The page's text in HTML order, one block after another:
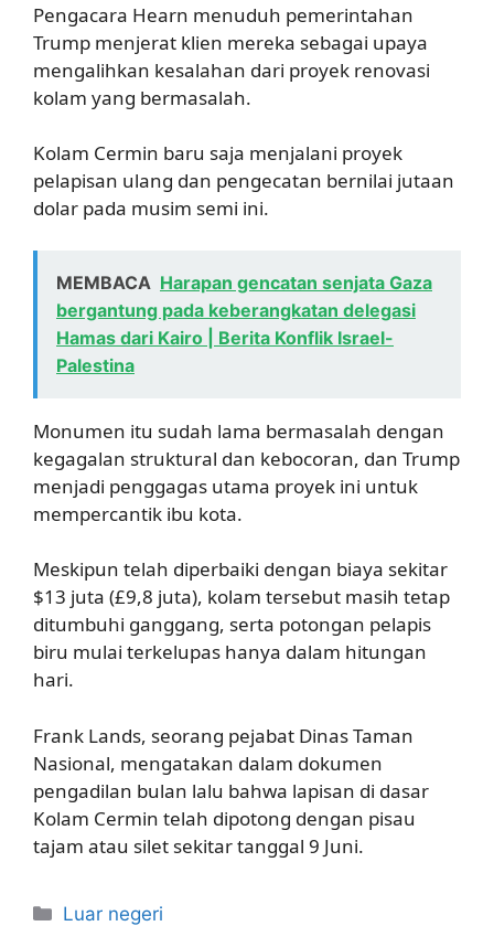
Pengacara Hearn menuduh pemerintahan
Trump menjerat klien mereka sebagai upaya
mengalihkan kesalahan dari proyek renovasi
kolam yang bermasalah.
Kolam Cermin baru saja menjalani proyek
pelapisan ulang dan pengecatan bernilai jutaan
dolar pada musim semi ini.
MEMBACA Harapan gencatan senjata Gaza
bergantung pada keberangkatan delegasi
Hamas dari Kairo | Berita Konflik Israel-
Palestina
Monumen itu sudah lama bermasalah dengan
kegagalan struktural dan kebocoran, dan Trump
menjadi penggagas utama proyek ini untuk
mempercantik ibu kota.
Meskipun telah diperbaiki dengan biaya sekitar
$13 juta (£9,8 juta), kolam tersebut masih tetap
ditumbuhi ganggang, serta potongan pelapis
biru mulai terkelupas hanya dalam hitungan
hari.
Frank Lands, seorang pejabat Dinas Taman
Nasional, mengatakan dalam dokumen
pengadilan bulan lalu bahwa lapisan di dasar
Kolam Cermin telah dipotong dengan pisau
tajam atau silet sekitar tanggal 9 Juni.
Kategori
Luar negeri